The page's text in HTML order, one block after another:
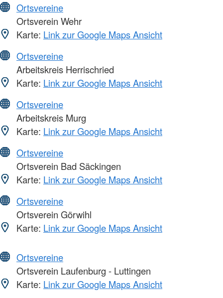
Ortsvereine
Ortsverein Wehr
Karte: Link zur Google Maps Ansicht
Ortsvereine
Arbeitskreis Herrischried
Karte: Link zur Google Maps Ansicht
Ortsvereine
Arbeitskreis Murg
Karte: Link zur Google Maps Ansicht
Ortsvereine
Ortsverein Bad Säckingen
Karte: Link zur Google Maps Ansicht
Ortsvereine
Ortsverein Görwihl
Karte: Link zur Google Maps Ansicht
Ortsvereine
Ortsverein Laufenburg - Luttingen
Karte: Link zur Google Maps Ansicht